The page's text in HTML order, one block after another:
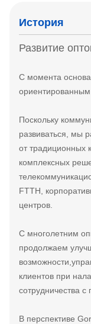
История
Развитие
С момента
ориентированным
Поскольку
развиваться, мы
от традиционных
комплексных
FTTH,
центров.
С многолетним
продолжаем
клиентов при
сотрудничества
В перспективе